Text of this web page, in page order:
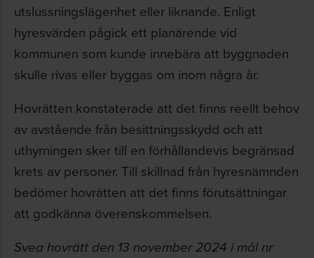
utslussningslägenhet eller liknande. Enligt
hyresvärden pågick ett planärende vid
kommunen som kunde innebära att byggnaden
skulle rivas eller byggas om inom några år.
Hovrätten konstaterade att det finns reellt behov
av avstående från besittningsskydd och att
uthyrningen sker till en förhållandevis begränsad
krets av personer. Till skillnad från hyresnämnden
bedömer hovrätten att det finns förutsättningar
att godkänna överenskommelsen.
Svea hovrätt den 13 november 2024 i mål nr